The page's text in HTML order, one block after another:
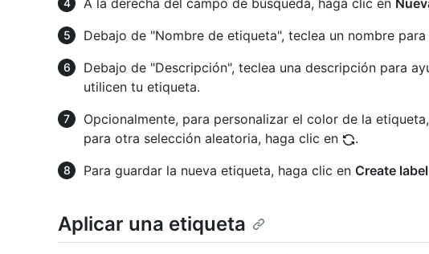
Debajo de "Nombre de etiqueta", teclea un nombre
Debajo de "Descripción", teclea una descripción para
utilicen tu etiqueta.
Opcionalmente, para personalizar el color de la
para otra selección aleatoria, haga clic en
.
Para guardar la nueva etiqueta, haga clic en Create label
Aplicar una etiqueta